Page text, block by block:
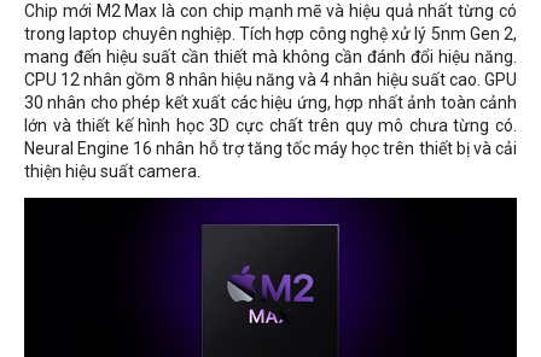
Chip mới M2 Max là con chip mạnh mẽ và hiệu quả nhất từng có
trong laptop chuyên nghiệp. Tích hợp công nghệ xử lý 5nm Gen 2,
mang đến hiệu suất cần thiết mà không cần đánh đổi hiệu năng.
CPU 12 nhân gồm 8 nhân hiệu năng và 4 nhân hiệu suất cao. GPU
30 nhân cho phép kết xuất các hiệu ứng, hợp nhất ảnh toàn cảnh
lớn và thiết kế hình học 3D cực chất trên quy mô chưa từng có.
Neural Engine 16 nhân hỗ trợ tăng tốc máy học trên thiết bị và cải
thiện hiệu suất camera.